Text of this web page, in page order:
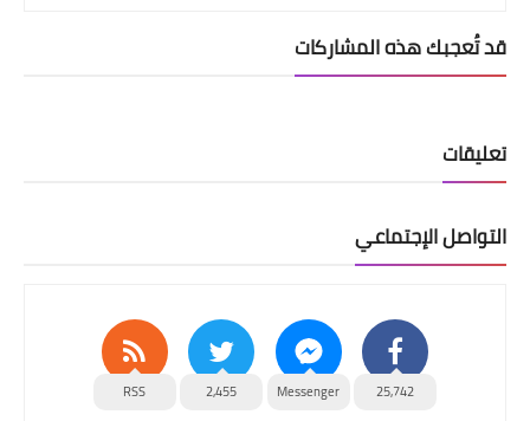
قد تُعجبك هذه المشاركات
تعليقات
التواصل الإجتماعي
25,742
Messenger
2,455
RSS